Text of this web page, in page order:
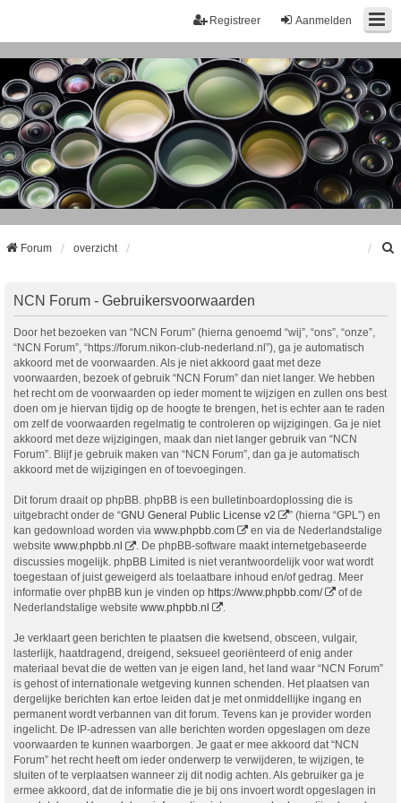
Aanmelden
Registreer
Forum overzicht
NCN Forum - Gebruikersvoorwaarden
Door het bezoeken van “NCN Forum” (hierna genoemd “wij”, “ons”, “onze”,
“NCN Forum”, “https://forum.nikon-club-nederland.nl”), ga je automatisch
akkoord met de voorwaarden. Als je niet akkoord gaat met deze
voorwaarden, bezoek of gebruik “NCN Forum” dan niet langer. We hebben
het recht om de voorwaarden op ieder moment te wijzigen en zullen ons best
doen om je hiervan tijdig op de hoogte te brengen, het is echter aan te raden
om zelf de voorwaarden regelmatig te controleren op wijzigingen. Ga je niet
akkoord met deze wijzigingen, maak dan niet langer gebruik van “NCN
Forum”. Blijf je gebruik maken van “NCN Forum”, dan ga je automatisch
akkoord met de wijzigingen en of toevoegingen.
Dit forum draait op phpBB. phpBB is een bulletinboardoplossing die is
uitgebracht onder de “GNU General Public License v2
” (hierna “GPL”) en
kan gedownload worden via www.phpbb.com
en via de Nederlandstalige
website www.phpbb.nl
. De phpBB-software maakt internetgebaseerde
discussies mogelijk. phpBB Limited is niet verantwoordelijk voor wat wordt
toegestaan of juist geweigerd als toelaatbare inhoud en/of gedrag. Meer
informatie over phpBB kun je vinden op https://www.phpbb.com/
of de
Nederlandstalige website www.phpbb.nl .
Je verklaart geen berichten te plaatsen die kwetsend, obsceen, vulgair,
lasterlijk, haatdragend, dreigend, seksueel georiënteerd of enig ander
materiaal bevat die de wetten van je eigen land, het land waar “NCN Forum”
is gehost of internationale wetgeving kunnen schenden. Het plaatsen van
dergelijke berichten kan ertoe leiden dat je met onmiddellijke ingang en
permanent wordt verbannen van dit forum. Tevens kan je provider worden
ingelicht. De IP-adressen van alle berichten worden opgeslagen om deze
voorwaarden te kunnen waarborgen. Je gaat er mee akkoord dat “NCN
Forum” het recht heeft om ieder onderwerp te verwijderen, te wijzigen, te
sluiten of te verplaatsen wanneer zij dit nodig achten. Als gebruiker ga je
ermee akkoord, dat de informatie die je bij ons invoert wordt opgeslagen in